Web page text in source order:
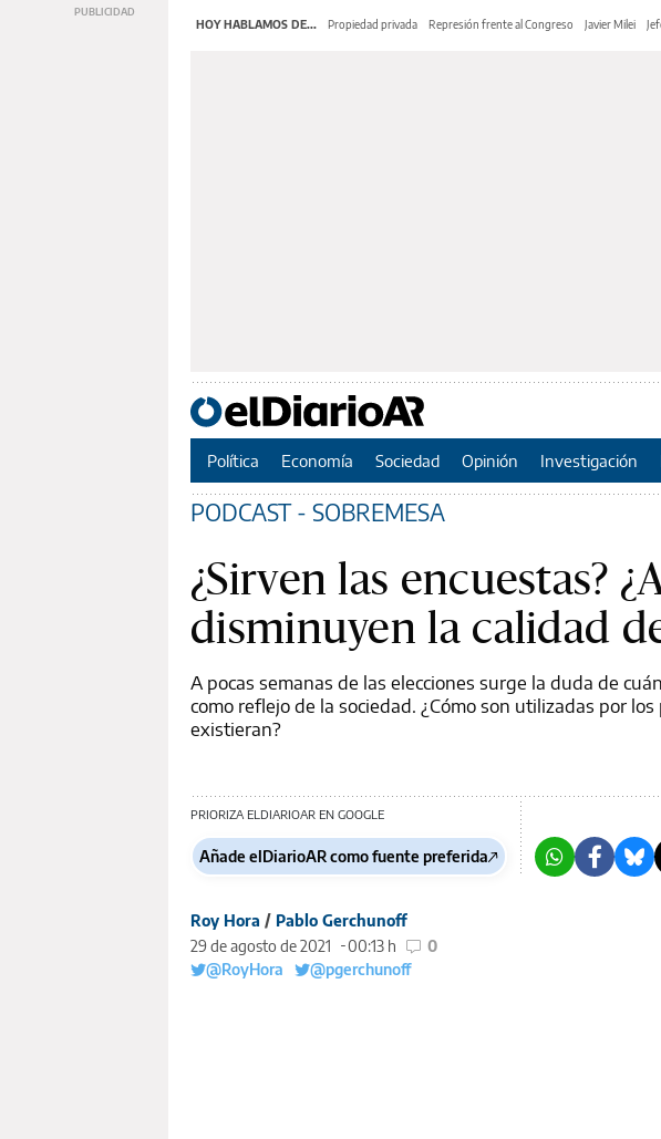
HOY HABLAMOS DE... Propiedad privada Represión frente al Congreso Javier Milei
Política Economía Sociedad Opinión Investigación
PODCAST - SOBREMESA
¿Sirven las encuestas?
disminuyen la calidad
A pocas semanas de las elecciones surge la duda de
como reflejo de la sociedad. ¿Cómo son utilizadas por
existieran?
PRIORIZA ELDIARIOAR EN GOOGLE
Añade elDiarioAR como fuente preferida
Roy Hora / Pablo Gerchunoff
29 de agosto de 2021
00:13 h
0
@RoyHora
@pgerchunoff